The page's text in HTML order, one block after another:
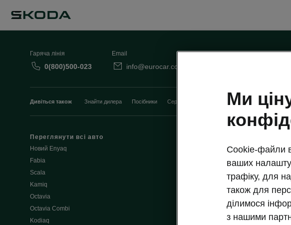
Гаряча лінія
0(800)500-023
Email
info@eurocar.com.ua
Дивіться також Знайти дилера Посібники Сервісні акції
Переглянути всі авто
Новий Enyaq
Fabia
Scala
Kamiq
Octavia
Octavia Combi
Kodiaq
Корпоративним клієнтам
Відділ по роботі з клієнтами
Форма зворотнього зв'язку
Довідник витрат палива та викидів
Отримати пропозицію
Ми
Cookie-файли
ваших
трафіку, для
також для
ділимося
з нашими